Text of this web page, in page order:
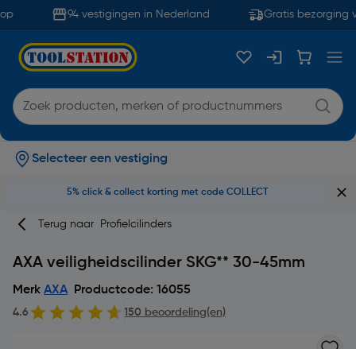
94 vestigingen in Nederland Gratis bezorging
Selecteer een vestiging
5% click & collect korting met code COLLECT
Terug naar Profielcilinders
AXA veiligheidscilinder SKG** 30-45mm
Merk AXA Productcode: 16055
4.6 150 beoordeling(en)